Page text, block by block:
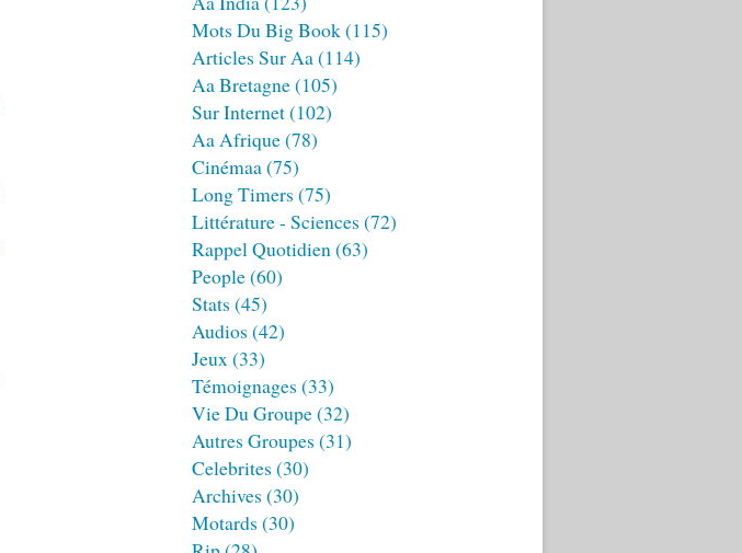
Mots Du Big Book(115)
Articles Sur Aa(114)
Aa Bretagne(105)
Sur Internet(102)
Aa Afrique(78)
Cinémaa(75)
Long Timers (75)
Littérature - Sciences (72)
Rappel Quotidien(63)
People(60)
Stats (45)
Audios (42)
Jeux(33)
Témoignages (33)
Vie Du Groupe(32)
Autres Groupes (31)
Celebrites (30)
Archives (30)
Motards (30)